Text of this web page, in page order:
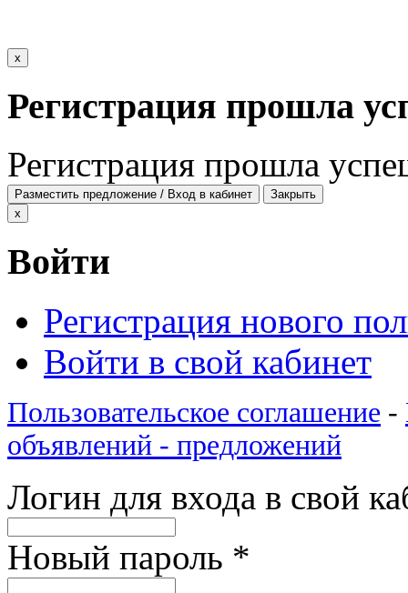
x
Регистрация прошла
Регистрация прошла
Разместить предложение / Вход в кабинет
Закрыть
x
Войти
Регистрация нового
Войти в свой кабинет
Пользовательское соглашение -
объявлений - предложений
Логин для входа в свой
Новый пароль *